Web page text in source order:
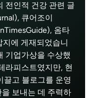
전인적 건강 관련 글
큐어조이
옴타
에 게재되었습니
기업가상을 수상했
라피스트였지만, 현
끌고 블로그를 운영
보내는 데 주력하